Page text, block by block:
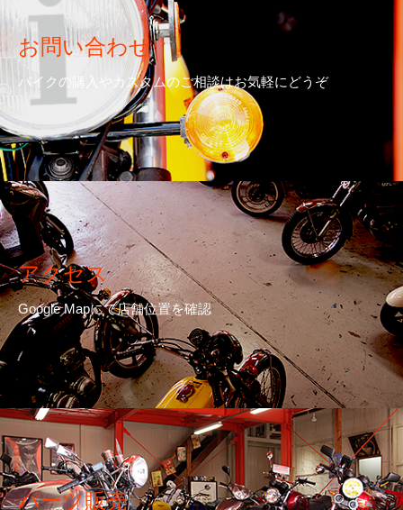
お問い合わせ
バイクの購入やカスタムのご相談はお気軽にどうぞ
アクセス
Google Mapにて店舗位置を確認
パーツ販売